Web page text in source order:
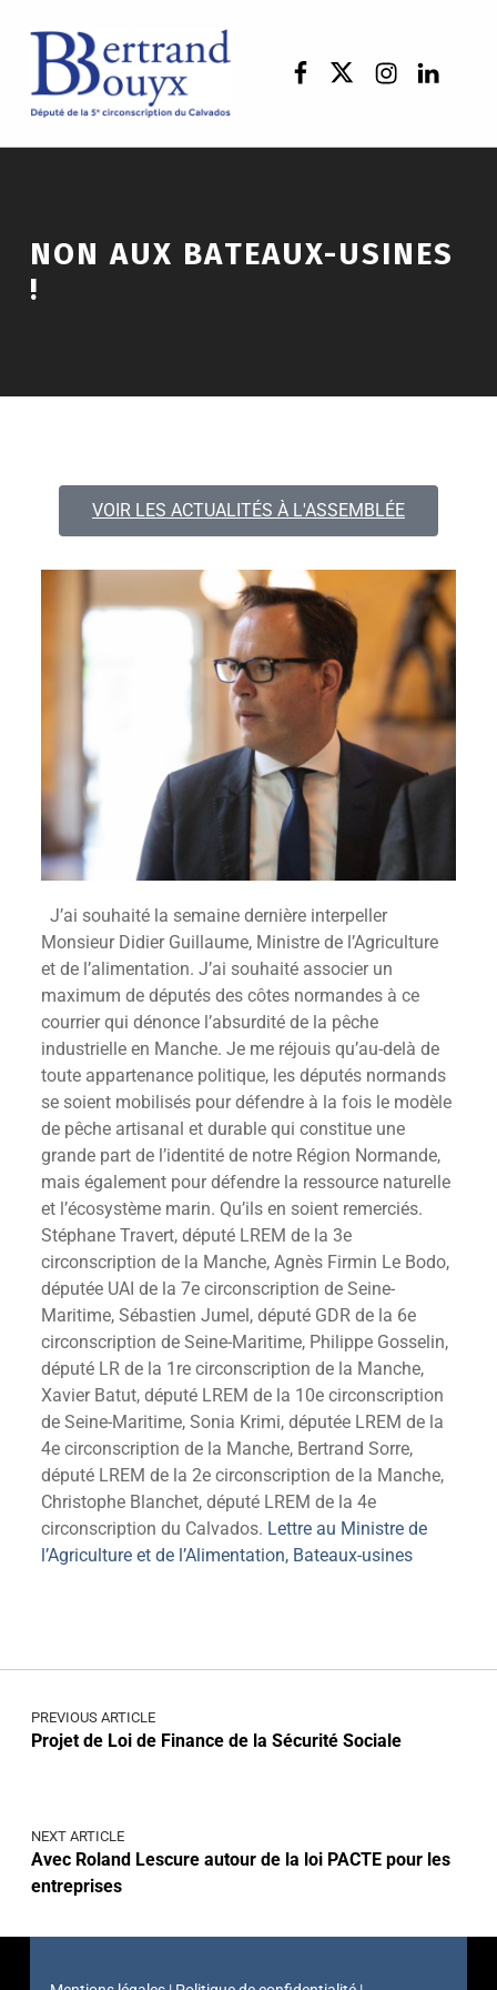
NON AUX BATEAUX-USINES
!
VOIR LES ACTUALITÉS À L'ASSEMBLÉE
J’ai souhaité la semaine dernière interpeller
Monsieur Didier Guillaume, Ministre de l’Agriculture
et de l’alimentation. J’ai souhaité associer un
maximum de députés des côtes normandes à ce
courrier qui dénonce l’absurdité de la pêche
industrielle en Manche. Je me réjouis qu’au-delà de
toute appartenance politique, les députés normands
se soient mobilisés pour défendre à la fois le modèle
de pêche artisanal et durable qui constitue une
grande part de l’identité de notre Région Normande,
mais également pour défendre la ressource naturelle
et l’écosystème marin. Qu’ils en soient remerciés.
Stéphane Travert, député LREM de la 3e
circonscription de la Manche, Agnès Firmin Le Bodo,
députée UAI de la 7e circonscription de Seine-
Maritime, Sébastien Jumel, député GDR de la 6e
circonscription de Seine-Maritime, Philippe Gosselin,
député LR de la 1re circonscription de la Manche,
Xavier Batut, député LREM de la 10e circonscription
de Seine-Maritime, Sonia Krimi, députée LREM de la
4e circonscription de la Manche, Bertrand Sorre,
député LREM de la 2e circonscription de la Manche,
Christophe Blanchet, député LREM de la 4e
circonscription du Calvados. Lettre au Ministre de
l’Agriculture et de l’Alimentation, Bateaux-usines
PREVIOUS ARTICLE
Projet de Loi de Finance de la Sécurité Sociale
NEXT ARTICLE
Avec Roland Lescure autour de la loi PACTE pour les
entreprises